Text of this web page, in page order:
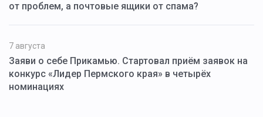
от проблем, а почтовые ящики от спама?
7 августа
Заяви о себе Прикамью. Стартовал приём заявок на
конкурс «Лидер Пермского края» в четырёх
номинациях